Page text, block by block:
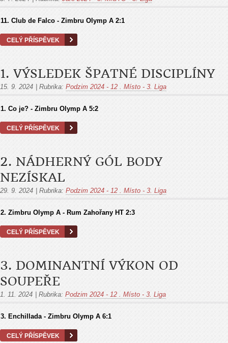
11. Club de Falco - Zimbru Olymp A 2:1
CELÝ PŘÍSPĚVEK
1. VÝSLEDEK ŠPATNÉ DISCIPLÍNY
15. 9. 2024 Rubrika: Podzim 2024 - 12 . Místo - 3. Liga
1. Co je? - Zimbru Olymp A 5:2
CELÝ PŘÍSPĚVEK
2. NÁDHERNÝ GÓL BODY
NEZÍSKAL
29. 9. 2024 Rubrika: Podzim 2024 - 12 . Místo - 3. Liga
2. Zimbru Olymp A - Rum Zahořany HТ 2:3
CELÝ PŘÍSPĚVEK
3. DOMINANTNÍ VÝKON OD
SOUPEŘE
1. 11. 2024 Rubrika: Podzim 2024 - 12 . Místo - 3. Liga
3. Enchillada - Zimbru Olymp A 6:1
CELÝ PŘÍSPĚVEK